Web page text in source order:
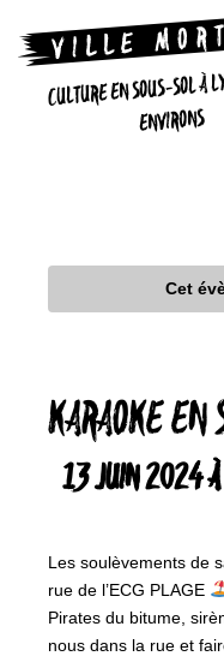
CULTURE EN SOUS-SOL À
ENVIRONS
Cet
KARAOKE EN
13 JUIN 2024
Les soulèvements de
rue de l’ECG PLAGE
Pirates du bitume,
nous dans la rue et